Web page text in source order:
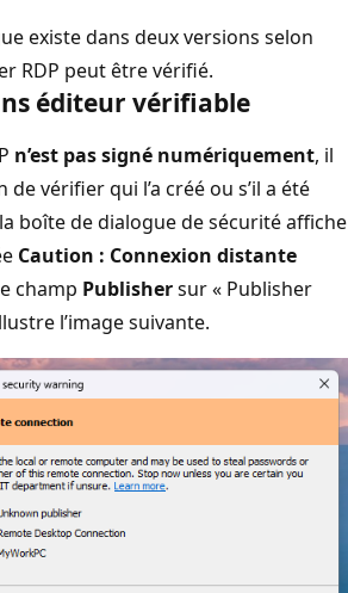
existe dans deux versions selon
RDP peut être vérifié.
éditeur vérifiable
n’est pas signé numériquement, il
de vérifier qui l’a créé ou s’il a été
boîte de dialogue de sécurité affiche
Caution : Connexion distante
champ Publishersur « Publisher
l’image suivante.